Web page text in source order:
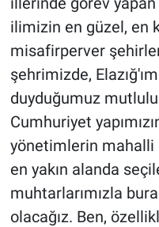
ilimizin en güzel, en
misafirperver
şehrimizde,
duyduğumuz
Cumhuriyet
yönetimlerin mahalli
en yakın alanda
muhtarlarımızla
olacağız. Ben,